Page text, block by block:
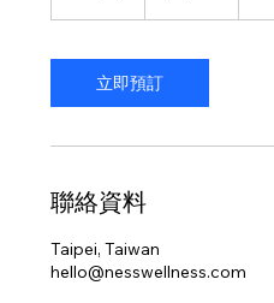
時
立即預訂
聯絡資料
Taipei, Taiwan
hello@nesswellness.com